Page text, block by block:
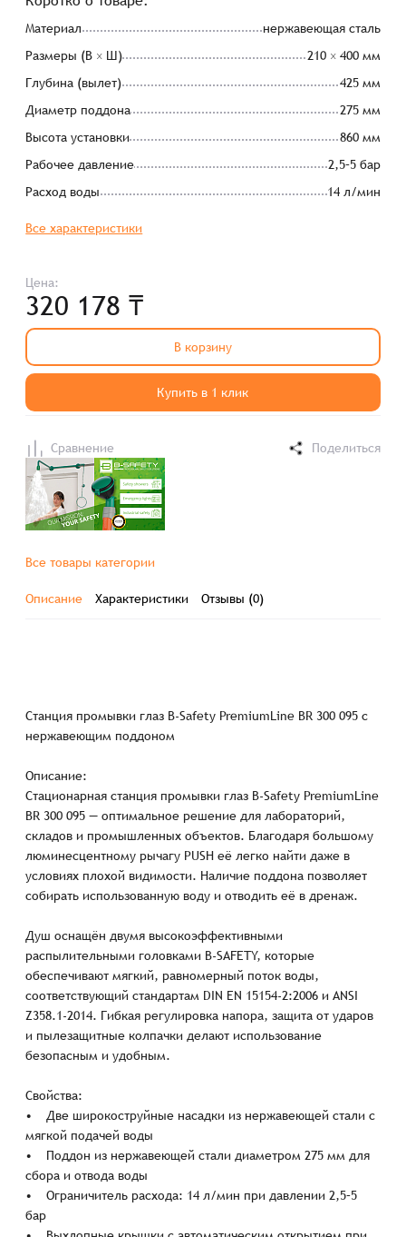
Материал
нержавеющая сталь
Размеры (В × Ш)
210 × 400 мм
Глубина (вылет)
425 мм
Диаметр поддона
275 мм
Высота установки
860 мм
Рабочее давление
2,5–5 бар
Расход воды
14 л/мин
Все характеристики
Цена:
320 178 ₸
В корзину
Купить в 1 клик
Сравнение Поделиться
Все товары категории
Описание Характеристики Отзывы (0)
Станция промывки глаз B-Safety PremiumLine BR 300 095 с
нержавеющим поддоном
Описание:
Стационарная станция промывки глаз B-Safety PremiumLine
BR 300 095 — оптимальное решение для лабораторий,
складов и промышленных объектов. Благодаря большому
люминесцентному рычагу PUSH её легко найти даже в
условиях плохой видимости. Наличие поддона позволяет
собирать использованную воду и отводить её в дренаж.
Душ оснащён двумя высокоэффективными
распылительными головками B-SAFETY, которые
обеспечивают мягкий, равномерный поток воды,
соответствующий стандартам DIN EN 15154-2:2006 и ANSI
Z358.1-2014. Гибкая регулировка напора, защита от ударов
и пылезащитные колпачки делают использование
безопасным и удобным.
Свойства:
• Две широкоструйные насадки из нержавеющей стали с
мягкой подачей воды
• Поддон из нержавеющей стали диаметром 275 мм для
сбора и отвода воды
• Ограничитель расхода: 14 л/мин при давлении 2,5–5
бар